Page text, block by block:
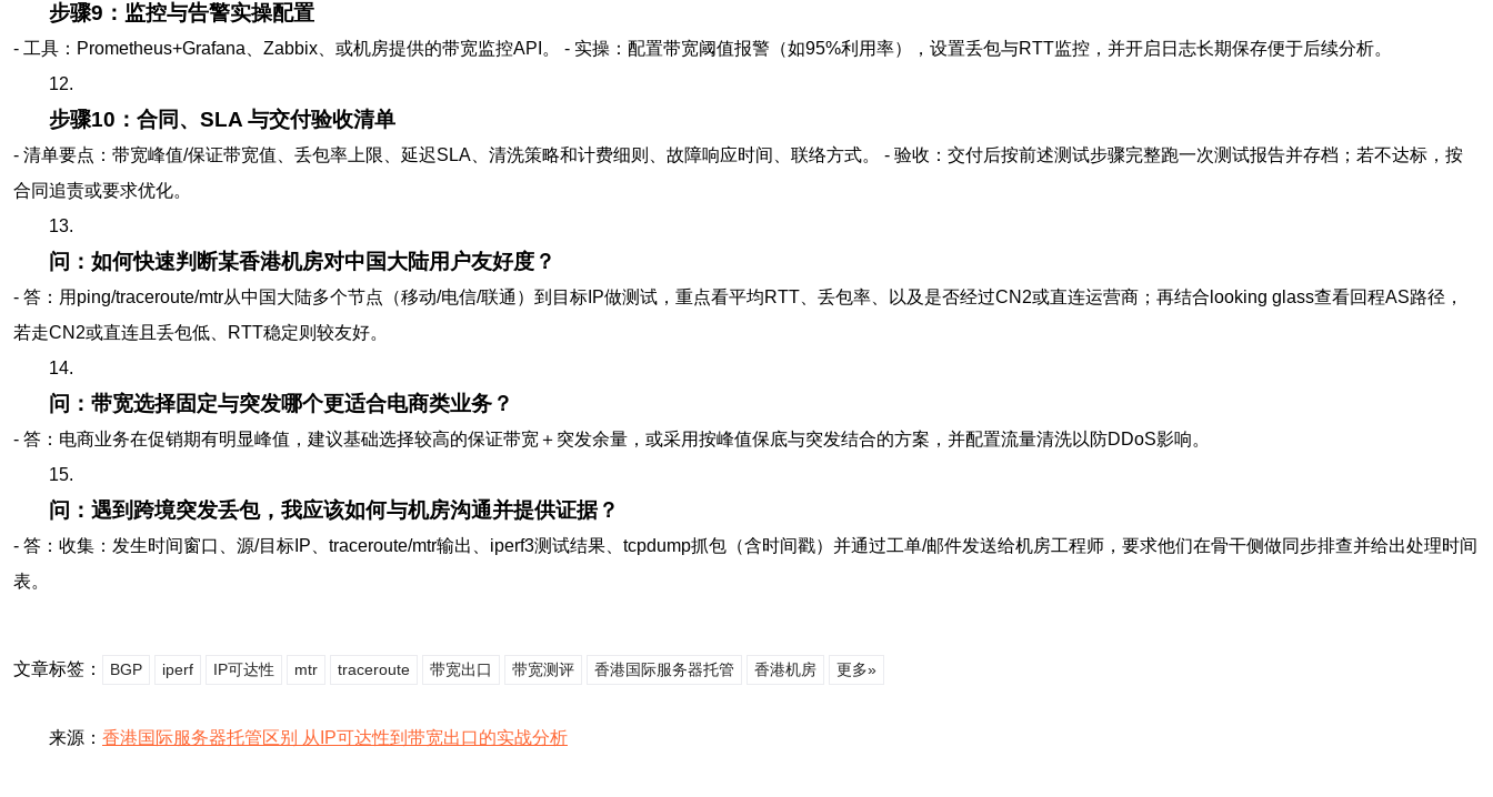
步骤9：监控与告警实操配置
- 工具：Prometheus+Grafana、Zabbix、或机房提供的带宽监控API。 - 实操：配置带宽阈值报警（如95%利用率），设置丢包与RTT监控，并开启日志长期保存便于后续分析。
12.
步骤10：合同、SLA 与交付验收清单
- 清单要点：带宽峰值/保证带宽值、丢包率上限、延迟SLA、清洗策略和计费细则、故障响应时间、联络方式。 - 验收：交付后按前述测试步骤完整跑一次测试报告并存档；若不达标，按
合同追责或要求优化。
13.
问：如何快速判断某香港机房对中国大陆用户友好度？
- 答：用ping/traceroute/mtr从中国大陆多个节点（移动/电信/联通）到目标IP做测试，重点看平均RTT、丢包率、以及是否经过CN2或直连运营商；再结合looking glass查看回程AS路径，
若走CN2或直连且丢包低、RTT稳定则较友好。
14.
问：带宽选择固定与突发哪个更适合电商类业务？
- 答：电商业务在促销期有明显峰值，建议基础选择较高的保证带宽＋突发余量，或采用按峰值保底与突发结合的方案，并配置流量清洗以防DDoS影响。
15.
问：遇到跨境突发丢包，我应该如何与机房沟通并提供证据？
- 答：收集：发生时间窗口、源/目标IP、traceroute/mtr输出、iperf3测试结果、tcpdump抓包（含时间戳）并通过工单/邮件发送给机房工程师，要求他们在骨干侧做同步排查并给出处理时间
表。
文章标签： BGP iperf IP可达性 mtr traceroute 带宽出口 带宽测评 香港国际服务器托管 香港机房 更多»
来源： 香港国际服务器托管区别 从IP可达性到带宽出口的实战分析